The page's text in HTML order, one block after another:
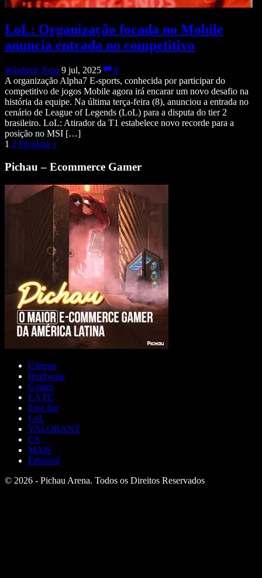
LoL: Organização focada no Mobile
anuncia entrada no competitivo
Wladimir Neto 9 jul, 2025
0
A organização Alpha7 E-sports, conhecida por participar do
competitivo de jogos Mobile agora irá encarar um novo desafio na
história da equipe. Na última terça-feira (8), anunciou a entrada no
cenário de League of Legends (LoL) para a disputa do tier 2
brasileiro. LoL: Atirador da T1 estabelece novo recorde para a
posição no MSI […]
1 2 Próxima »
Pichau – Ecommerce Gamer
Últimas
Hardware
Games
EA FC
Free fire
LoL
VALORANT
CS
MAIS
Editorial
© 2026 - Pichau Arena. Todos os Direitos Reservados